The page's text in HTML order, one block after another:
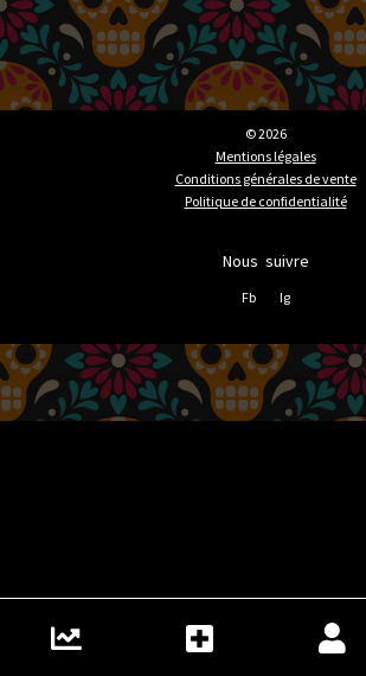
© 2026
Mentions légales
Conditions générales de vente
Politique de confidentialité
Fb Ig
Nous suivre